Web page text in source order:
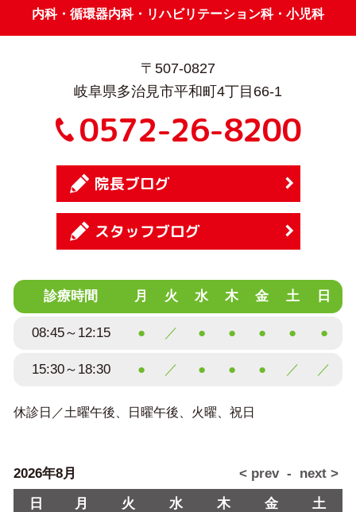
内科・循環器内科・リハビリテーション科・小児科
〒507-0827
岐阜県多治見市平和町4丁目66-1
0572-26-8200
院長ブログ
スタッフブログ
診療時間 月 火 水 木 金 土 日
08:45～12:15 ● ／ ● ● ● ● ●
15:30～18:30 ● ／ ● ● ● ／ ／
休診日／土曜午後、日曜午後、火曜、祝日
2026年8月
日
月 火 水 木 金
土